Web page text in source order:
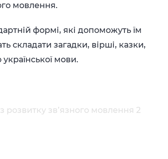
мовлення.
формі, які допоможуть їм
складати загадки, вірші, казки,
мови.
розвитку зв’язного мовлення 2